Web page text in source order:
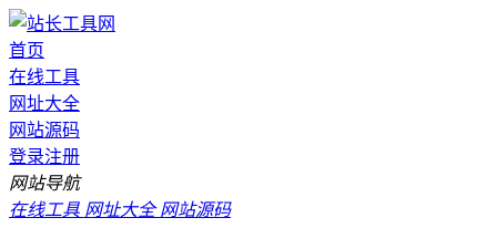
首页
在线工具
网址大全
网站源码
登录注册
网站导航
在线工具 网址大全 网站源码